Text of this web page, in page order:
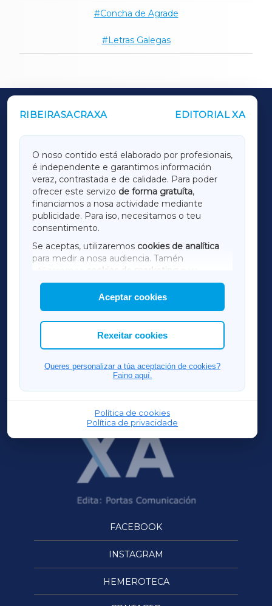
Concha de Agrade
Letras Galegas
RIBEIRASACRAXA EDITORIAL XA
O noso contido está elaborado por profesionais,
é independente e garantimos información
veraz, contrastada e de calidade. Para poder
ofrecer este servizo de forma gratuíta,
financiamos a nosa actividade mediante
publicidade. Para iso, necesitamos o teu
consentimento.
Se aceptas, utilizaremos cookies de analítica
para medir a nosa audiencia. Tamén
utilizaremos
cookies de marketing
mostrar publicidade de terceiros.
Así mesmo, podes personalizar a elección das
cookies que desexas permitir.
Aceptar cookies
Rexeitar cookies
Queres personalizar a túa aceptación de cookies?
Faino aquí.
Política de cookies
Política de privacidade
OUTROS PERIÓDICOS
LUGOXA
TERRACHAXA
AMARIÑAXA
RIBEIRASACRAXA
ACORUÑAXA
FERROLXA
OURENSEXA
FACEBOOK
INSTAGRAM
HEMEROTECA